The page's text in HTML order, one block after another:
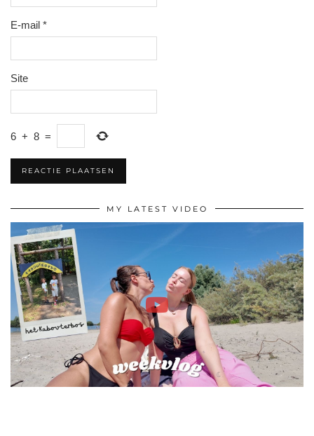
E-mail *
Site
6 + 8 =
MY LATEST VIDEO